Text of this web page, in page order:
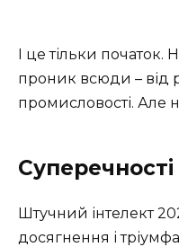
І це тільки початок.
проник всюди – від
промисловості. Але
Штучний інтелект
досягнення і